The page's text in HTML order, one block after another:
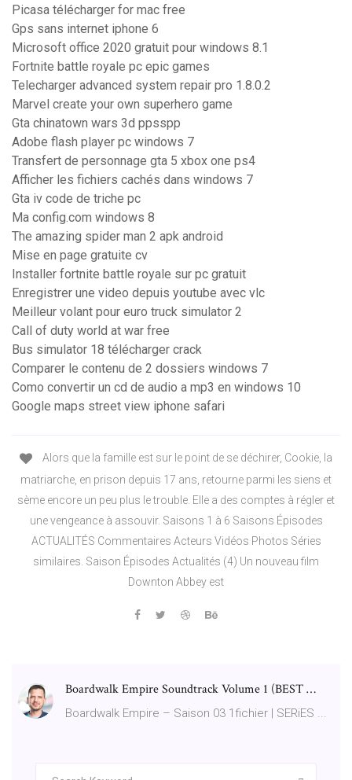
Picasa télécharger for mac free
Gps sans internet iphone 6
Microsoft office 2020 gratuit pour windows 8.1
Fortnite battle royale pc epic games
Telecharger advanced system repair pro 1.8.0.2
Marvel create your own superhero game
Gta chinatown wars 3d ppsspp
Adobe flash player pc windows 7
Transfert de personnage gta 5 xbox one ps4
Afficher les fichiers cachés dans windows 7
Gta iv code de triche pc
Ma config.com windows 8
The amazing spider man 2 apk android
Mise en page gratuite cv
Installer fortnite battle royale sur pc gratuit
Enregistrer une video depuis youtube avec vlc
Meilleur volant pour euro truck simulator 2
Call of duty world at war free
Bus simulator 18 télécharger crack
Comparer le contenu de 2 dossiers windows 7
Como convertir un cd de audio a mp3 en windows 10
Google maps street view iphone safari
Alors que la famille est sur le point de se déchirer, Cookie, la
matriarche, en prison depuis 17 ans, retourne parmi les siens et
sème encore un peu plus le trouble. Elle a des comptes à régler et
une vengeance à assouvir. Saisons 1 à 6 Saisons Épisodes
ACTUALITÉS Commentaires Acteurs Vidéos Photos Séries
similaires. Saison Épisodes Actualités (4) Un nouveau film
Downton Abbey est
Boardwalk Empire Soundtrack Volume 1 (BEST …
Boardwalk Empire – Saison 03 1fichier | SERiES ...